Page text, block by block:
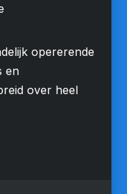
opererende
en
over heel